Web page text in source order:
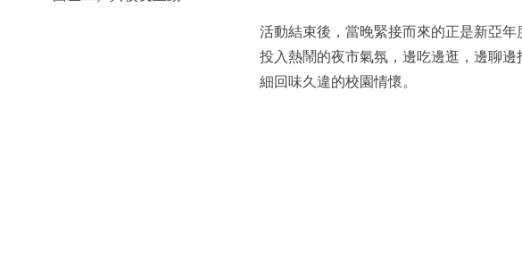
活動結束後，當晚緊接而來的正是新亞
投入熱鬧的夜市氣氛，邊吃邊逛，邊聊
細回味久違的校園情懷。